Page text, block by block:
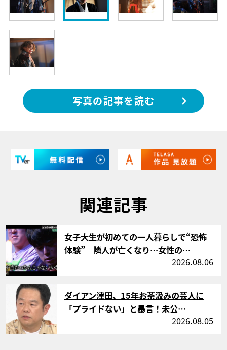
写真の記事を読む
関連記事
サムネイル
女子大生が初めての一人暮らしで“恐怖
体験” 隣人が亡くなり…女性の…
2026.08.06
ダイアン津田、15年お茶汲みの芸人に
「プライドない」と暴言！未公…
2026.08.05